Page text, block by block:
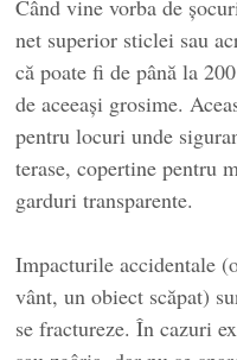
Când vine vorba de
net superior sticlei sau
că poate fi de până la
de aceeași grosime.
pentru locuri unde
terase, copertine pentru
garduri transparente.
Impacturile accidentale
vânt, un obiect scăpat)
se fractureze. În cazuri